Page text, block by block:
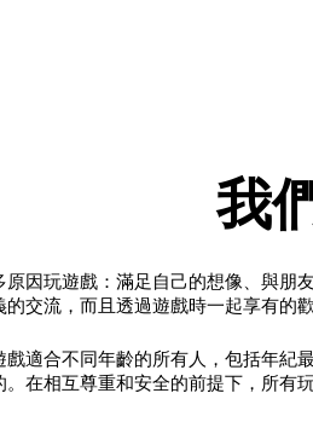
我
原因玩遊戲：滿足自己的想像、與朋
交流，而且透過遊戲時一起享有的
戲適合不同年齡的所有人，包括年紀
。在相互尊重和安全的前提下，所有